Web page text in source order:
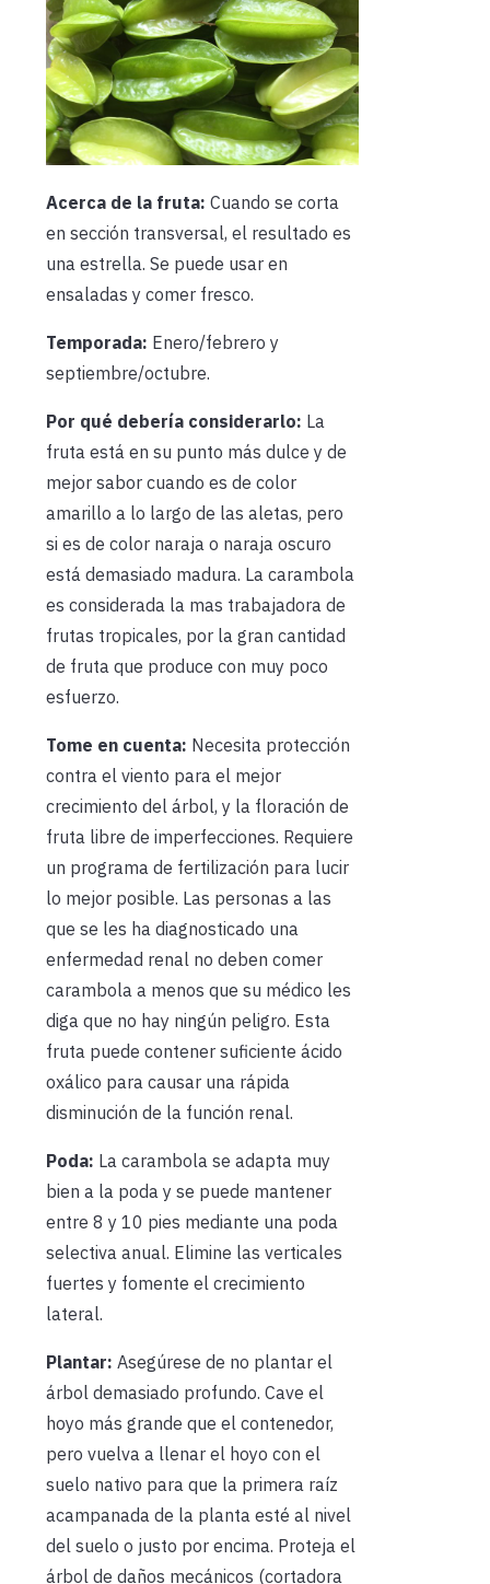
Acerca de la fruta: Cuando se corta
en sección transversal, el resultado es
una estrella. Se puede usar en
ensaladas y comer fresco.
Temporada: Enero/febrero y
septiembre/octubre.
Por qué debería considerarlo: La
fruta está en su punto más dulce y de
mejor sabor cuando es de color
amarillo a lo largo de las aletas, pero
si es de color naraja o naraja oscuro
está demasiado madura. La carambola
es considerada la mas trabajadora de
frutas tropicales, por la gran cantidad
de fruta que produce con muy poco
esfuerzo.
Tome en cuenta: Necesita protección
contra el viento para el mejor
crecimiento del árbol, y la floración de
fruta libre de imperfecciones. Requiere
un programa de fertilización para lucir
lo mejor posible. Las personas a las
que se les ha diagnosticado una
enfermedad renal no deben comer
carambola a menos que su médico les
diga que no hay ningún peligro. Esta
fruta puede contener suficiente ácido
oxálico para causar una rápida
disminución de la función renal.
Poda: La carambola se adapta muy
bien a la poda y se puede mantener
entre 8 y 10 pies mediante una poda
selectiva anual. Elimine las verticales
fuertes y fomente el crecimiento
lateral.
Plantar: Asegúrese de no plantar el
árbol demasiado profundo. Cave el
hoyo más grande que el contenedor,
pero vuelva a llenar el hoyo con el
suelo nativo para que la primera raíz
acampanada de la planta esté al nivel
del suelo o justo por encima. Proteja el
árbol de daños mecánicos (cortadora